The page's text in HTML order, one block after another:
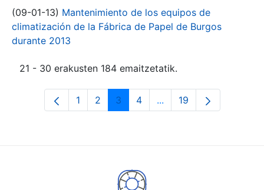
(09-01-13) Mantenimiento de los equipos de
climatización de la Fábrica de Papel de Burgos
durante 2013
21 - 30 erakusten 184 emaitzetatik.
Orrialdea
1 Orrialdea
2 Orrialdea
3 Orrialdea
4 ...Intermediate Pages
Orrialdea
19